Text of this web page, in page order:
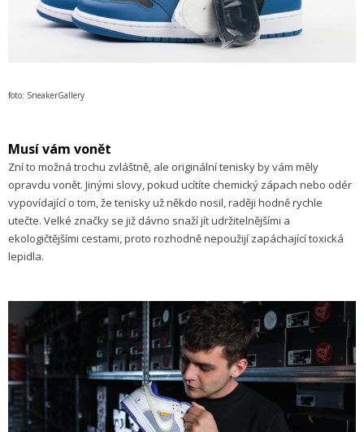
foto: SneakerGallery
Musí vám vonět
Zní to možná trochu zvláštně, ale originální tenisky by vám měly
opravdu vonět. Jinými slovy, pokud ucítíte chemický zápach nebo odér
vypovídající o tom, že tenisky už někdo nosil, raději hodně rychle
utečte. Velké značky se již dávno snaží jít udržitelnějšími a
ekologičtějšími cestami, proto rozhodně nepoužijí zapáchající toxická
lepidla.